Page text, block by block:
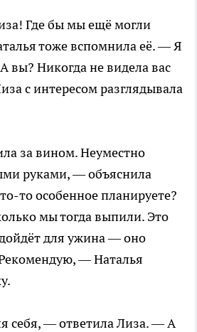
Где бы мы ещё могли
тоже вспомнила её. — Я
вы? Никогда не видела вас
с интересом разглядывала
за вином. Неуместно
руками, — объяснила
то особенное планируете?
мы тогда выпили. Это
для ужина — оно
— Наталья
себя, — ответила Лиза. — А